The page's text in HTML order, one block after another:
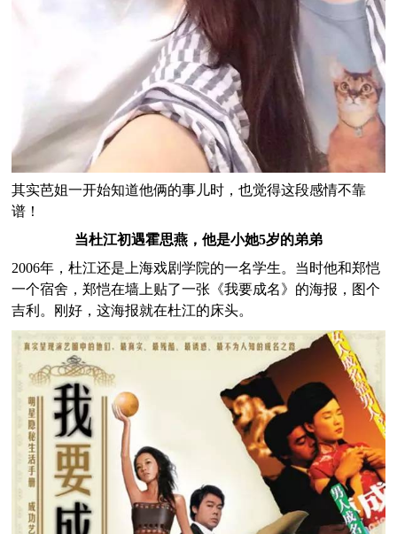
其实芭姐一开始知道他俩的事儿时，也觉得这段感情不靠
谱！
当杜江初遇霍思燕，他是小她5岁的弟弟
2006年，杜江还是上海戏剧学院的一名学生。当时他和郑恺
一个宿舍，郑恺在墙上贴了一张《我要成名》的海报，图个
吉利。刚好，这海报就在杜江的床头。